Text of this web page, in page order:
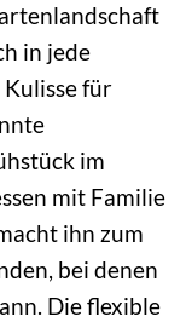
in jede
für
im
mit Familie
ihn zum
bei denen
Die flexible